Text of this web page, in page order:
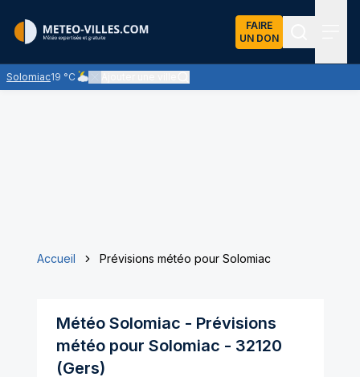
FAIRE
UN DON
Solomiac19 °C
Ciel nuageux - les éclaircies et les nuages se partagent le
Accueil Prévisions météo pour Solomiac
Météo Solomiac - Prévisions
météo pour Solomiac - 32120
(Gers)